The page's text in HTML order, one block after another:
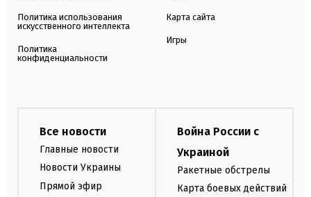
Политика использования
искусственного интеллекта
Политика
конфиденциальности
Карта сайта
Игры
Все новости
Главные новости
Новости Украины
Прямой эфир
Война России с
Украиной
Ракетные обстрелы
Карта боевых действий